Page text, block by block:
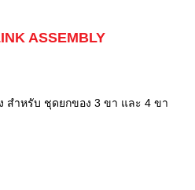
ASSEMBLY
สำหรับ ชุดยกของ 3 ขา และ 4 ขา